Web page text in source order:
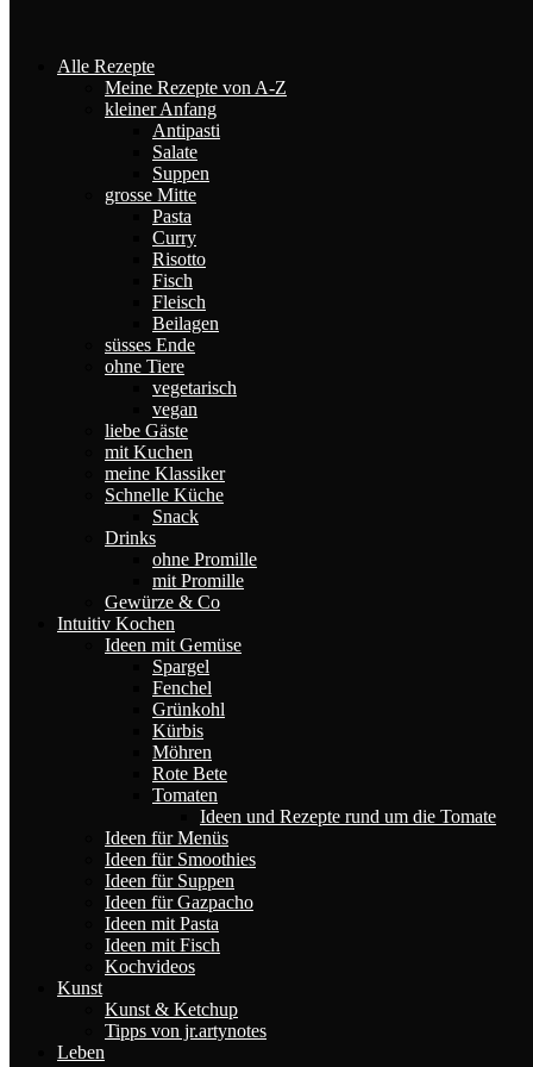
Alle Rezepte
Meine Rezepte von A-Z
kleiner Anfang
Antipasti
Salate
Suppen
grosse Mitte
Pasta
Curry
Risotto
Fisch
Fleisch
Beilagen
süsses Ende
ohne Tiere
vegetarisch
vegan
liebe Gäste
mit Kuchen
meine Klassiker
Schnelle Küche
Snack
Drinks
ohne Promille
mit Promille
Gewürze & Co
Intuitiv Kochen
Ideen mit Gemüse
Spargel
Fenchel
Grünkohl
Kürbis
Möhren
Rote Bete
Tomaten
Ideen und Rezepte rund um die Tomate
Ideen für Menüs
Ideen für Smoothies
Ideen für Suppen
Ideen für Gazpacho
Ideen mit Pasta
Ideen mit Fisch
Kochvideos
Kunst
Kunst & Ketchup
Tipps von jr.artynotes
Leben